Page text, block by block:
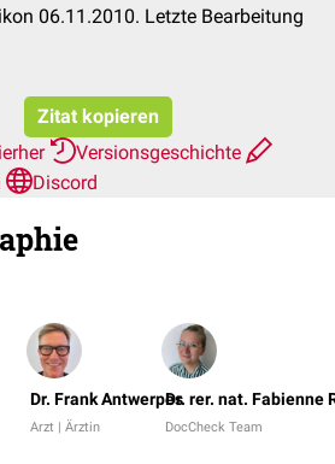
06.11.2010. Letzte Bearbeitung
Zitat kopieren
Versionsgeschichte
Discord
Dr. Frank Antwerpes
Arzt | Ärztin
Dr. rer. nat. Fabienne
DocCheck Team